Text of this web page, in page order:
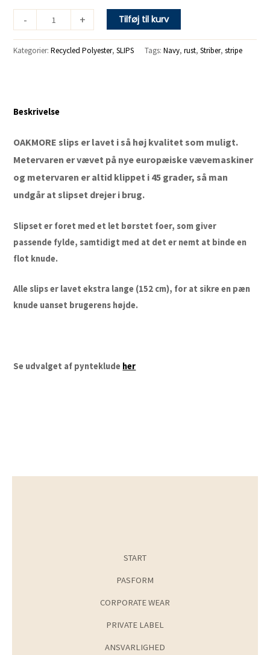
- + Tilføj til kurv
Kategorier:Recycled Polyester,SLIPS Tags:Navy,rust,Striber,stripe
Beskrivelse
OAKMORE slips er lavet i så høj kvalitet som muligt.
Metervaren er vævet på nye europæiske vævemaskiner
og metervaren er altid klippet i 45 grader, så man
undgår at slipset drejer i brug.
Slipset er foret med et let børstet foer, som giver
passende fylde, samtidigt med at det er nemt at binde en
flot knude.
Alle slips er lavet ekstra lange (152 cm), for at sikre en pæn
knude uanset brugerens højde.
Se udvalget af pynteklude her
START
PASFORM
CORPORATE WEAR
PRIVATE LABEL
ANSVARLIGHED